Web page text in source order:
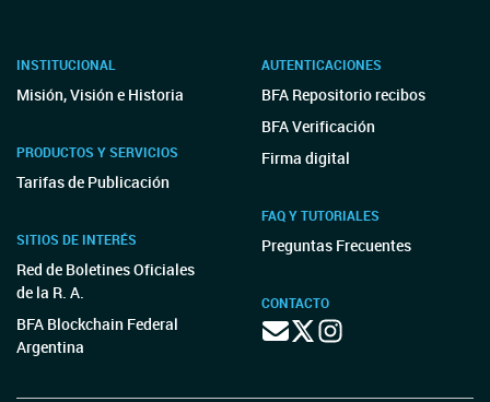
INSTITUCIONAL
Misión, Visión e Historia
PRODUCTOS Y SERVICIOS
Tarifas de Publicación
SITIOS DE INTERÉS
Red de Boletines Oficiales
de la R. A.
BFA Blockchain Federal
Argentina
AUTENTICACIONES
BFA Repositorio recibos
BFA Verificación
Firma digital
FAQ Y TUTORIALES
Preguntas Frecuentes
CONTACTO